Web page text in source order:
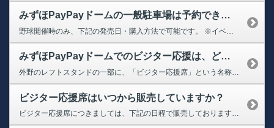
みずほPayPayドームの一般駐車場は予約できますか？また、タカポイントはつきますか？
みずほPayPayドームでのビジター応援は、どこのエリアになりますか？
外野のレフトスタンドの一部に、「ビジター応援席」という名称のビジターファン専用の応援エリアを設ける場合がございます。 ※日程によって範囲や料金が異なります ※設定がない場合もございます ➡みずほPayPayドーム座席位置について
ビジター応援席はいつから販売していますか？
ビジター応援席につきましては、下記の日程で販売しております。 【タカチケット】会員ステージ別先行先着順販売の開始時間より販売 【各プレイガイド】一般販売日 10:00～